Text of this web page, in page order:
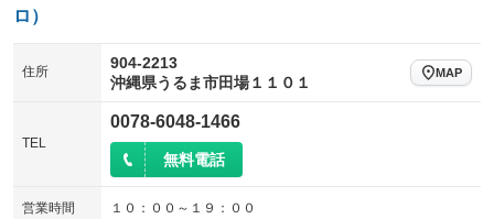
ロ）
住所
904-2213
沖縄県うるま市田場１１０１
MAP
TEL
0078-6048-1466
無料電話
営業時間 １０：００～１９：００